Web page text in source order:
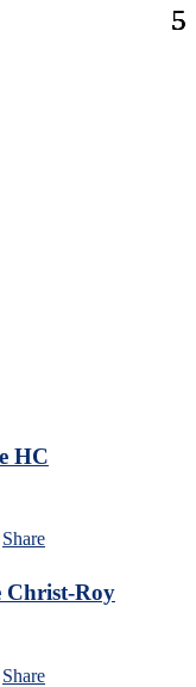
HC
Share
Christ-Roy
Share